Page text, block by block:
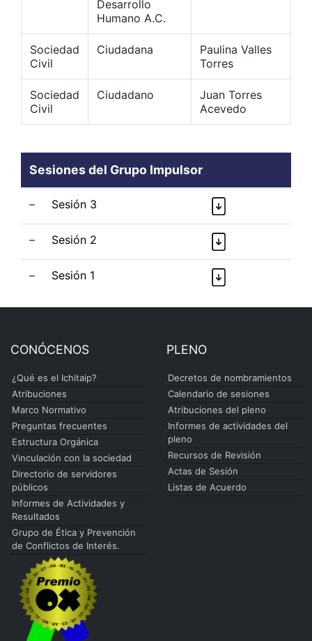
Desarrollo
Humano A.C.
Sociedad
Civil
Ciudadana
Paulina Valles
Torres
Sociedad
Civil
Ciudadano
Juan Torres
Acevedo
Sesiones del Grupo Impulsor
– Sesión 3
– Sesión 2
– Sesión 1
CONÓCENOS
¿Qué es el Ichitaip?
Atribuciones
Marco Normativo
Preguntas frecuentes
Estructura Orgánica
Vinculación con la sociedad
Directorio de servidores
públicos
Informes de Actividades y
Resultados
Grupo de Ética y Prevención
de Conflictos de Interés.
PLENO
Decretos de nombramientos
Calendario de sesiones
Atribuciones del pleno
Informes de actividades del
pleno
Recursos de Revisión
Actas de Sesión
Listas de Acuerdo